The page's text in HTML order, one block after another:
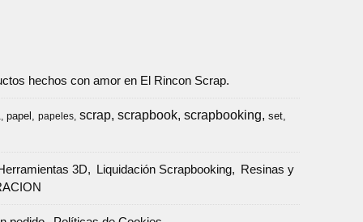
hechos con amor en El Rincon Scrap.
papel papeles scrap scrapbook scrapbooking set
3D Liquidación Scrapbooking
Resinas y